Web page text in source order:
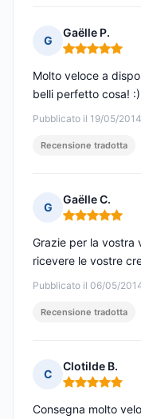
G
Gaëlle P.
Nota: 5 su 5
Pubblicato il 19/05/
Molto veloce a
belli perfetto cosa! :)
Recensione tradotta
G
Gaëlle C.
Nota: 5 su 5
Pubblicato il 06/05/
Grazie per la vostra
ricevere le vostre
Recensione tradotta
C
Clotilde B.
Nota: 5 su 5
Consegna molto